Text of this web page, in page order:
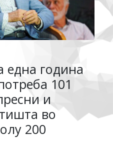
една година
101
и
во
200